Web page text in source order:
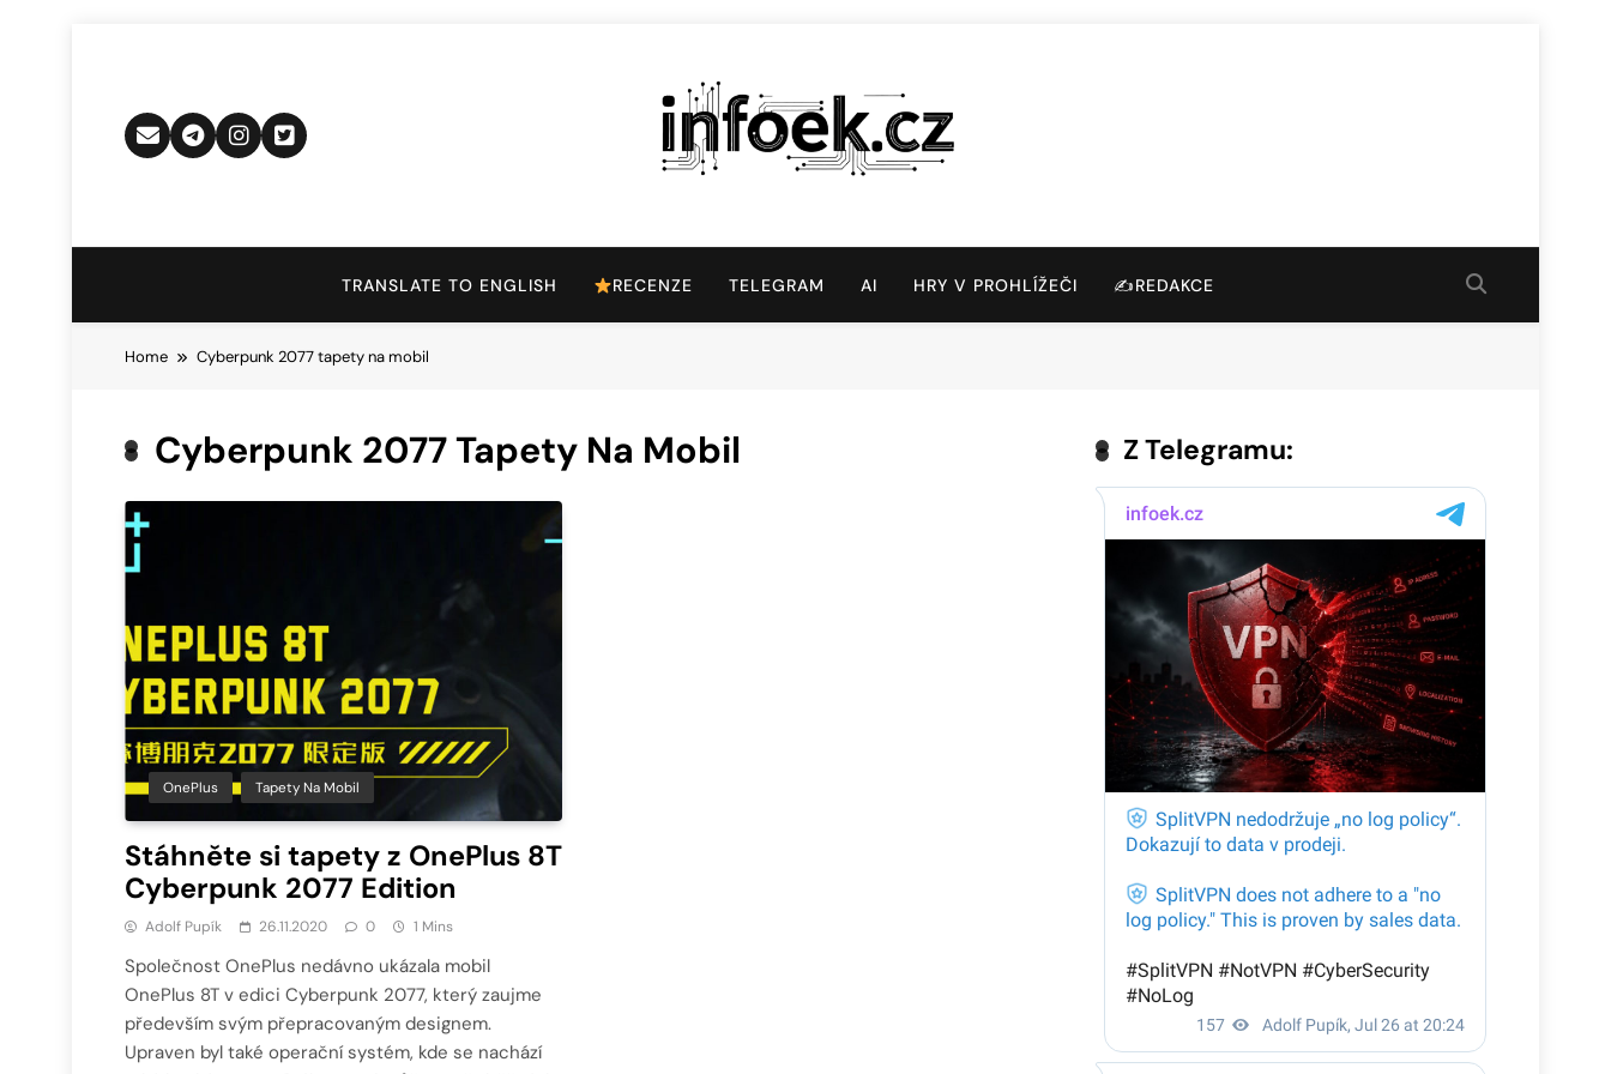
Infoek.cz
TRANSLATE TO ENGLISH RECENZE TELEGRAM AI HRY V PROHLÍŽEČI ✍️REDAKCE
Home Cyberpunk 2077 tapety na mobil
Cyberpunk 2077 Tapety Na Mobil
OnePlus Tapety Na Mobil
Stáhněte si tapety z OnePlus 8T
Cyberpunk 2077 Edition
Adolf Pupík 26.11.2020 0 1 Mins
Společnost OnePlus nedávno ukázala mobil
OnePlus 8T v edici Cyberpunk 2077, který zaujme
především svým přepracovaným designem.
Upraven byl také operační systém, kde se nachází
Z Telegramu: